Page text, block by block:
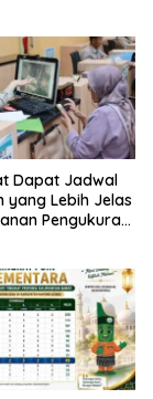
Dapat Jadwal
yang Lebih Jelas
Pengukuran